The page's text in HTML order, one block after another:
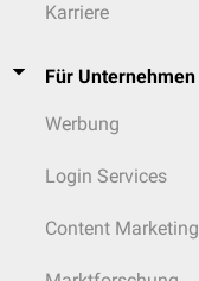
Karriere
Für Unternehmen
Werbung
Login Services
Content Marketing